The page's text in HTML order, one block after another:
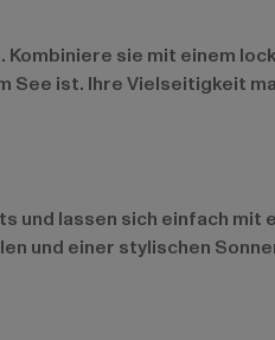
sie mit einem
ist. Ihre Vielseitigkeit
und lassen sich einfach
und einer stylischen